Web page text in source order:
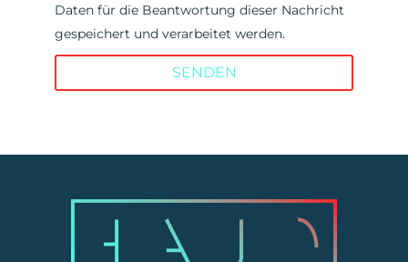
Daten für die Beantwortung dieser Nachricht
gespeichert und verarbeitet werden.
SENDEN